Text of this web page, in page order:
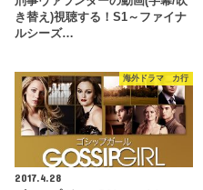
き替え)視聴する！S1～ファイナ
ルシーズ…
海外ドラマ カ行
2017.4.28